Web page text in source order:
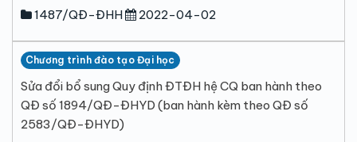
1487/QĐ-ĐHH
2022-04-02
Chương trình đào tạo Đại học
Sửa đổi bổ sung Quy định ĐTĐH hệ CQ ban hành theo
QĐ số 1894/QĐ-ĐHYD (ban hành kèm theo QĐ số
2583/QĐ-ĐHYD)